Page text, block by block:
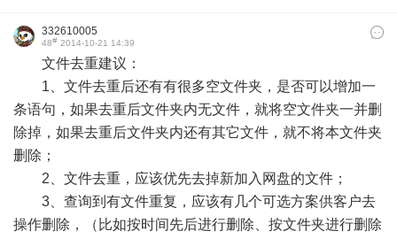
332610005
48# 2014-10-21 14:39
文件去重建议：
1、文件去重后还有有很多空文件夹，是否可以增加一
条语句，如果去重后文件夹内无文件，就将空文件夹一并删
除掉，如果去重后文件夹内还有其它文件，就不将本文件夹
删除；
2、文件去重，应该优先去掉新加入网盘的文件；
3、查询到有文件重复，应该有几个可选方案供客户去
操作删除，（比如按时间先后进行删除、按文件夹进行删除